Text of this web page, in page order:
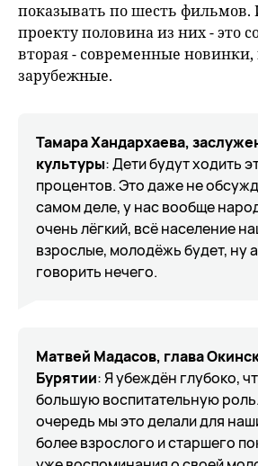
показывать по шесть фильмов.
проекту половина из них - это
вторая - современные новинки,
зарубежные.
Тамара Хандархаева,
культуры: Дети будут ходить
процентов. Это даже не
самом деле, у нас вообще
очень лёгкий, всё население
взрослые, молодёжь будет, ну
говорить нечего.
Матвей Мадасов, глава
Бурятии: Я убеждён глубоко,
большую воспитательную
очередь мы это делали для
более взрослого и старшего